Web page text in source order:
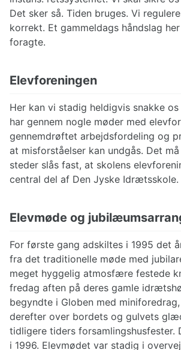
Det sker så. Tiden bruges. Vi
korrekt. Et gammeldags håndslag
foragte.
Elevforeningen
Her kan vi stadig heldigvis snakke
har gennem nogle møder med
gennemdrøftet arbejdsfordeling og
at misforståelser kan undgås. Det
steder slås fast, at skolens
central del af Den Jyske Idrætsskole.
Elevmøde og
For første gang adskiltes i 1995 det
fra det traditionelle møde med
meget hyggelig atmosfære festede
fredag aften på deres gamle
begyndte i Globen med
derefter over bordets og gulvets
tidligere tiders forsamlingshusfester.
i 1996. Elevmødet var stadig i